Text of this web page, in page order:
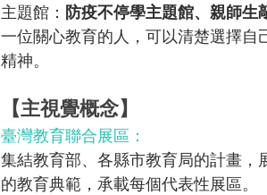
主題館： 防疫不停學主題館、親師生
一位關心教育的人，可以清楚選擇
精神。
【主視覺概念】
臺灣教育聯合展區：
集結教育部、各縣市教育局的計畫，
的教育典範，承載每個代表性展區。